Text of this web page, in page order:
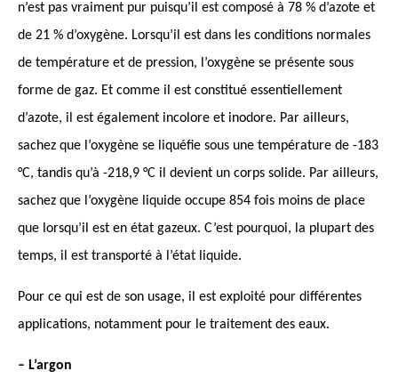
n’est pas vraiment pur puisqu’il est composé à 78 % d’azote et
de 21 % d’oxygène. Lorsqu’il est dans les conditions normales
de température et de pression, l’oxygène se présente sous
forme de gaz. Et comme il est constitué essentiellement
d’azote, il est également incolore et inodore. Par ailleurs,
sachez que l’oxygène se liquéfie sous une température de -183
°C, tandis qu’à -218,9 °C il devient un corps solide. Par ailleurs,
sachez que l’oxygène liquide occupe 854 fois moins de place
que lorsqu’il est en état gazeux. C’est pourquoi, la plupart des
temps, il est transporté à l’état liquide.
Pour ce qui est de son usage, il est exploité pour différentes
applications, notamment pour le traitement des eaux.
– L’argon